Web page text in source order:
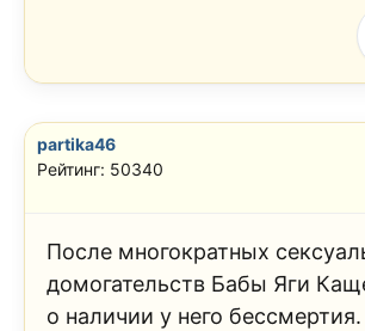
partika46
Рейтинг: 50340
После многократных
домогательств Бабы Яги
о наличии у него бессмертия.